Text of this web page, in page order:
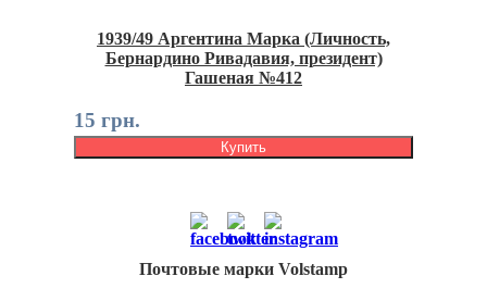
1939/49 Аргентина Марка (Личность,
Бернардино Ривадавия, президент)
Гашеная №412
15 грн.
Купить
Почтовые марки Volstamp